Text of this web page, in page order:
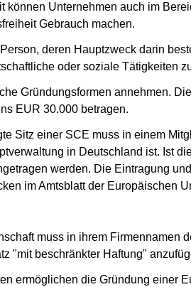
können Unternehmen auch im
Gebrauch machen.
deren Hauptzweck darin
oder soziale Tätigkeiten
Gründungsformen annehmen.
EUR 30.000 betragen.
Sitz einer SCE muss in einem
in Deutschland ist. Ist
werden. Die Eintragung
im Amtsblatt der Europäischen
muss in ihrem Firmennamen
"mit beschränkter Haftung"
ermöglichen die Gründung einer